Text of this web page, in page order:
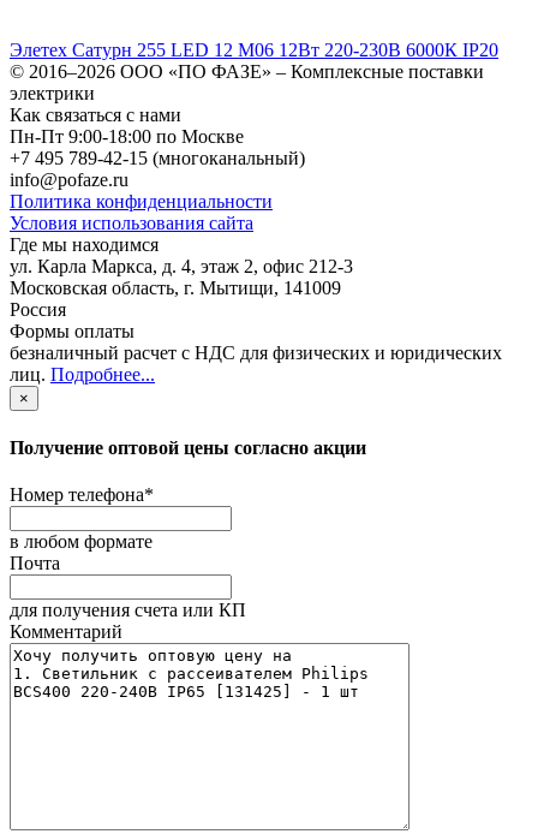
Элетех Сатурн 255 LED 12 M06 12Вт 220-230В 6000К IP20
© 2016–2026 ООО «ПО ФАЗЕ» – Комплексные поставки
электрики
Как связаться с нами
Пн-Пт 9:00-18:00 по Москве
+7 495 789-42-15 (многоканальный)
info@pofaze.ru
Политика конфиденциальности
Условия использования сайта
Где мы находимся
ул. Карла Маркса, д. 4, этаж 2, офис 212-3
Московская область, г. Мытищи, 141009
Россия
Формы оплаты
безналичный расчет с НДС для физических и юридических
лиц. Подробнее...
×
Получение оптовой цены согласно акции
Номер телефона*
в любом формате
Почта
для получения счета или КП
Комментарий